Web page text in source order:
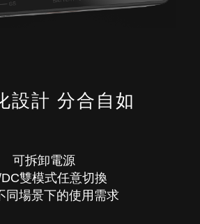
設計 分合自如
可拆卸電源
雙模式任意切換
同場景下的使用需求